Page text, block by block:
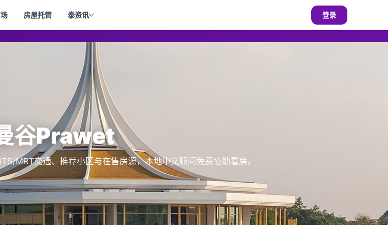
房屋托管 泰资讯 登录
谷Prawet
MRT交通、推荐小区与在售房源，本地中文顾问免费协助看房。